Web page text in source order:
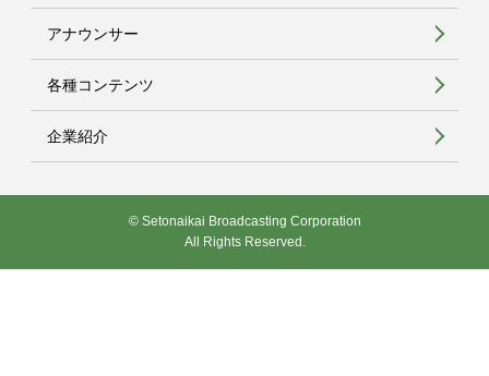
アナウンサー
各種コンテンツ
企業紹介
© Setonaikai Broadcasting Corporation
All Rights Reserved.